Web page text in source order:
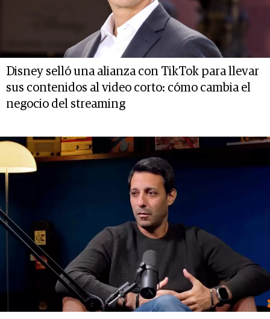
Disney selló una alianza con TikTok para llevar
sus contenidos al video corto: cómo cambia el
negocio del streaming